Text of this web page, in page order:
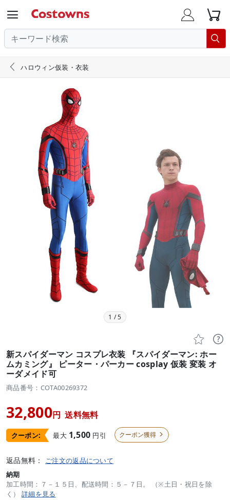
  

 ハロウィン仮装・衣装
1 /5
 
新スパイダーマン コスプレ衣装 『スパイダーマン: ホー
ムカミング』 ピーター・パーカー cosplay 仮装 変装 オ
ーダメイド可
商品番号：COTA00269372
32,800円 送料無料
クーポン: 最大 1,500 円引 クーポン獲得 
返品無料： ご注文の返品について
納期
加工時間：７－１５日、配送時間：５－７日。 （※土日・祝日を除
く） 詳細を見る